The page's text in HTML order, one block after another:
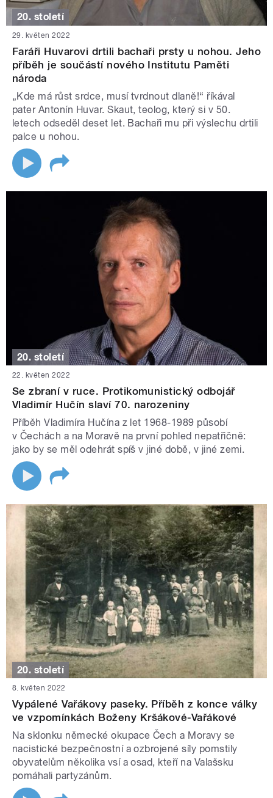
20. století
29. květen 2022
Faráři Huvarovi drtili bachaři prsty u nohou. Jeho
příběh je součástí nového Institutu Paměti
národa
„Kde má růst srdce, musí tvrdnout dlaně!“ říkával
pater Antonín Huvar. Skaut, teolog, který si v 50.
letech odseděl deset let. Bachaři mu při výslechu drtili
palce u nohou.
20. století
22. květen 2022
Se zbraní v ruce. Protikomunistický odbojář
Vladimír Hučín slaví 70. narozeniny
Příběh Vladimíra Hučína z let 1968-1989 působí
v Čechách a na Moravě na první pohled nepatřičně:
jako by se měl odehrát spíš v jiné době, v jiné zemi.
20. století
8. květen 2022
Vypálené Vařákovy paseky. Příběh z konce války
ve vzpomínkách Boženy Kršákové-Vařákové
Na sklonku německé okupace Čech a Moravy se
nacistické bezpečnostní a ozbrojené síly pomstily
obyvatelům několika vsí a osad, kteří na Valašsku
pomáhali partyzánům.